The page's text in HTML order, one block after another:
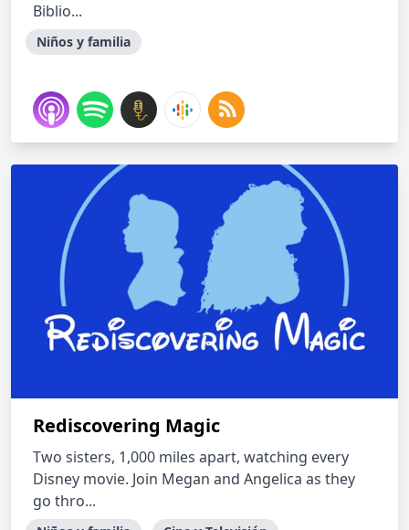
Biblio...
Niños y familia
Rediscovering Magic
Two sisters, 1,000 miles apart, watching every
Disney movie. Join Megan and Angelica as they
go thro...